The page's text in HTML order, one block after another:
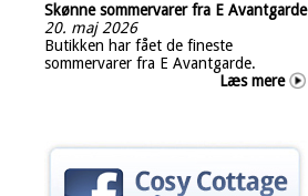
Skønne sommervarer fra E Avantgarde
20. maj 2026
Butikken har fået de fineste
sommervarer fra E Avantgarde.
Læs mere